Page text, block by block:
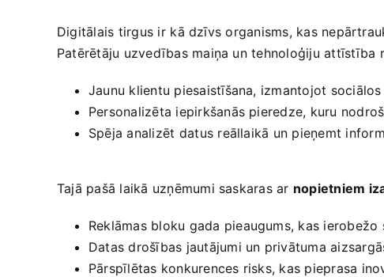
Digitālais tirgus​ ir ⁢kā dzīvs organisms, kas
Patērētāju uzvedības maiņa un tehnoloģiju attīstība
Jaunu klientu piesaistīšana, izmantojot
Personalizēta iepirkšanās pieredze, kuru
Spēja analizēt⁤ datus reāllaikā un pieņemt
Tajā pašā laikā uzņēmumi saskaras​ ar nopietniem
Reklāmas bloku gada pieaugums, kas ierobežo
Datas ‍drošības jautājumi un privātuma
Pārspīlētas konkurences risks, kas pieprasa